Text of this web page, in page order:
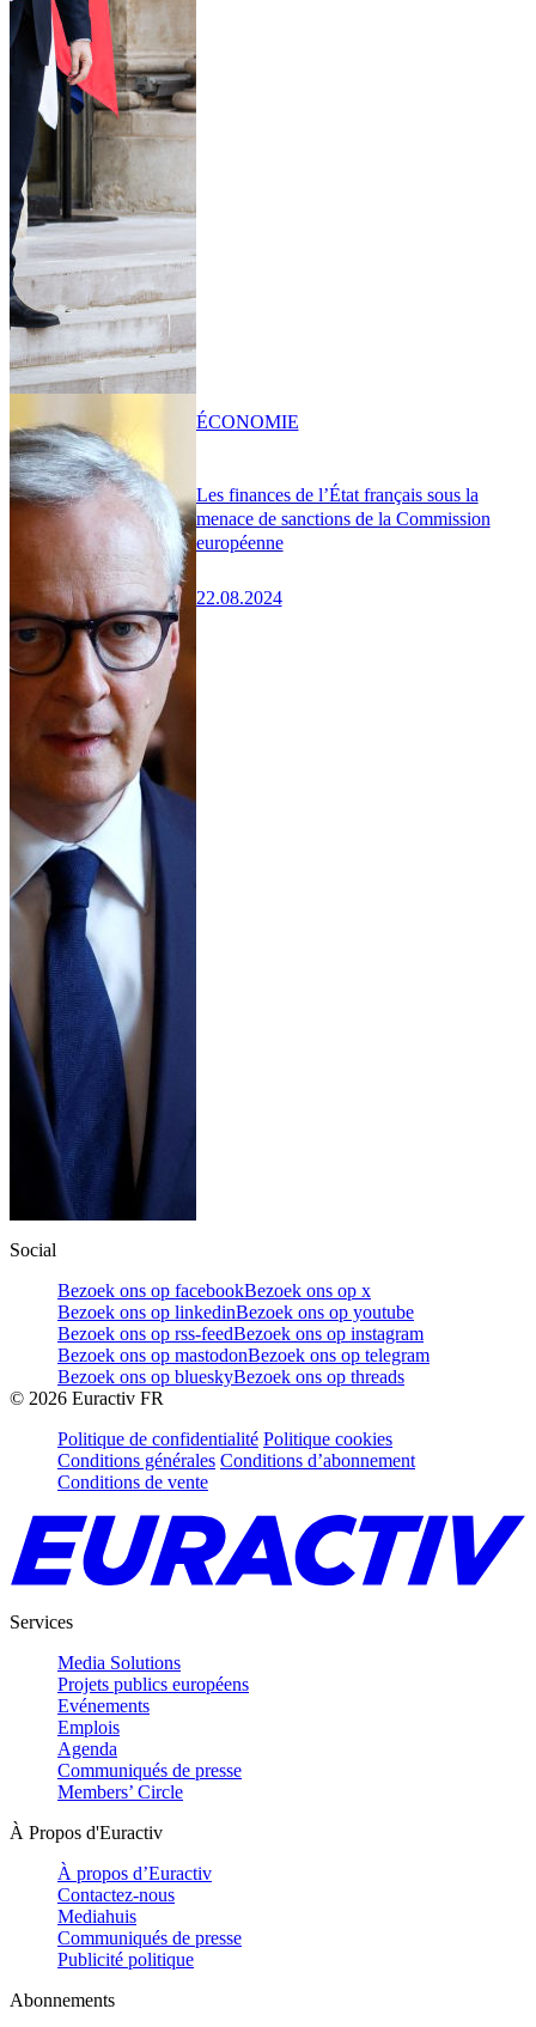
Les finances de l’État français sous la
menace de sanctions de la Commission
européenne
22.08.2024
ÉCONOMIE
Social
Bezoek ons op facebookBezoek ons op x
Bezoek ons op linkedinBezoek ons op youtube
Bezoek ons op rss-feedBezoek ons op instagram
Bezoek ons op mastodonBezoek ons op telegram
Bezoek ons op blueskyBezoek ons op threads
© 2026 Euractiv FR
Politique de confidentialité Politique cookies
Conditions générales Conditions d’abonnement
Conditions de vente
Services
Media Solutions
Projets publics européens
Evénements
Emplois
Agenda
Communiqués de presse
Members’ Circle
À Propos d'Euractiv
À propos d’Euractiv
Contactez-nous
Mediahuis
Communiqués de presse
Publicité politique
Abonnements